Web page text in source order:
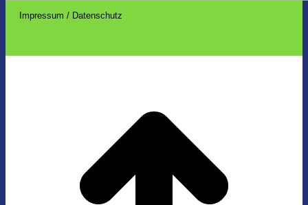
Impressum / Datenschutz